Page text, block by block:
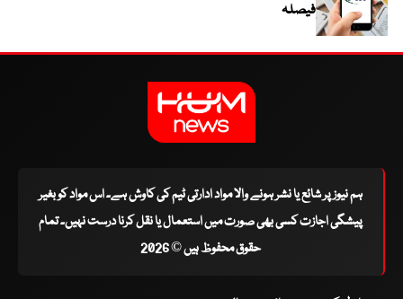
فیصلہ
ہم نیوز پر شائع یا نشر ہونے والا مواد ادارتی ٹیم کی کاوش ہے۔ اس مواد کو بغیر
پیشگی اجازت کسی بھی صورت میں استعمال یا نقل کرنا درست نہیں۔ تمام
حقوق محفوظ ہیں © 2026